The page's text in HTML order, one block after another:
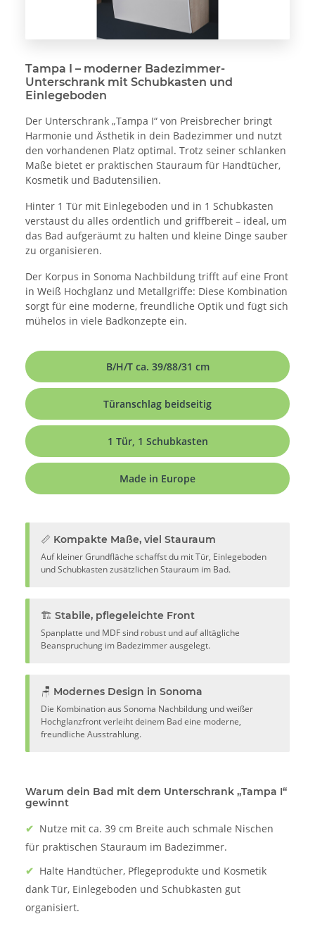
Tampa I – moderner Badezimmer-
Unterschrank mit Schubkasten und
Einlegeboden
Der Unterschrank „Tampa I“ von Preisbrecher bringt
Harmonie und Ästhetik in dein Badezimmer und nutzt
den vorhandenen Platz optimal. Trotz seiner schlanken
Maße bietet er praktischen Stauraum für Handtücher,
Kosmetik und Badutensilien.
Hinter 1 Tür mit Einlegeboden und in 1 Schubkasten
verstaust du alles ordentlich und griffbereit – ideal, um
das Bad aufgeräumt zu halten und kleine Dinge sauber
zu organisieren.
Der Korpus in Sonoma Nachbildung trifft auf eine Front
in Weiß Hochglanz und Metallgriffe: Diese Kombination
sorgt für eine moderne, freundliche Optik und fügt sich
mühelos in viele Badkonzepte ein.
B/H/T ca. 39/88/31 cm
Türanschlag beidseitig
1 Tür, 1 Schubkasten
Made in Europe
📏 Kompakte Maße, viel Stauraum
Auf kleiner Grundfläche schaffst du mit Tür, Einlegeboden
und Schubkasten zusätzlichen Stauraum im Bad.
🏗️ Stabile, pflegeleichte Front
Spanplatte und MDF sind robust und auf alltägliche
Beanspruchung im Badezimmer ausgelegt.
🪑 Modernes Design in Sonoma
Die Kombination aus Sonoma Nachbildung und weißer
Hochglanzfront verleiht deinem Bad eine moderne,
freundliche Ausstrahlung.
Warum dein Bad mit dem Unterschrank „Tampa I“
gewinnt
✔ Nutze mit ca. 39 cm Breite auch schmale Nischen
für praktischen Stauraum im Badezimmer.
✔ Halte Handtücher, Pflegeprodukte und Kosmetik
dank Tür, Einlegeboden und Schubkasten gut
organisiert.